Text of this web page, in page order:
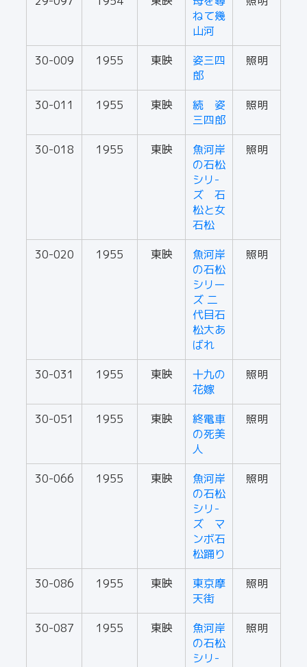
ねて幾
山河
30-009 1955 東映
姿三四
郎
照明
30-011 1955 東映
続 姿
三四郎
照明
30-018 1955 東映
魚河岸
の石松
シリ-
ズ 石
松と女
石松
照明
30-020 1955 東映
魚河岸
の石松
シリー
ズ 二
代目石
松大あ
ばれ
照明
30-031 1955 東映
十九の
花嫁
照明
30-051 1955 東映
終電車
の死美
人
照明
30-066 1955 東映
魚河岸
の石松
シリ-
ズ マ
ンボ石
松踊り
照明
30-086 1955 東映
東京摩
天街
照明
30-087 1955 東映
魚河岸
の石松
シリ-
照明